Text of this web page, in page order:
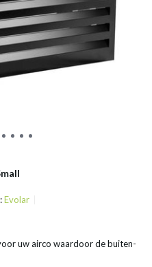
Evolar
uw airco waardoor de buiten-